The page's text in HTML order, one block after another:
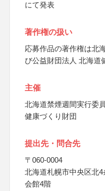
にて発表
著作権の扱い
応募作品の著作権は北
び公益財団法人 北海道
主催
北海道禁煙週間実行委
健康づくり財団
提出先・問合先
〒060-0004
北海道札幌市中央区北
会館4階